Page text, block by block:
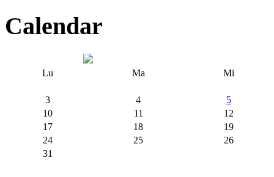
Calendar
Lu Ma Mi
3 4
5
10
11
12
17
18
19
24
25
26
31